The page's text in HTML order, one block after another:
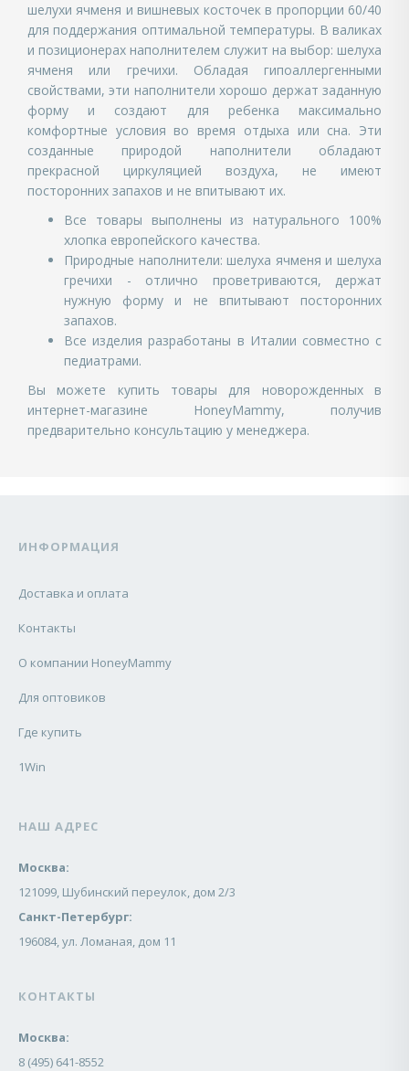
шелухи ячменя и вишневых косточек в пропорции 60/40
для поддержания оптимальной температуры. В валиках
и позиционерах наполнителем служит на выбор: шелуха
ячменя или гречихи. Обладая гипоаллергенными
свойствами, эти наполнители хорошо держат заданную
форму и создают для ребенка максимально
комфортные условия во время отдыха или сна. Эти
созданные природой наполнители обладают
прекрасной циркуляцией воздуха, не имеют
посторонних запахов и не впитывают их.
Все товары выполнены из натурального 100%
хлопка европейского качества.
Природные наполнители: шелуха ячменя и шелуха
гречихи - отлично проветриваются, держат
нужную форму и не впитывают посторонних
запахов.
Все изделия разработаны в Италии совместно с
педиатрами.
Вы можете купить товары для новорожденных в
интернет-магазине HoneyMammy, получив
предварительно консультацию у менеджера.
ИНФОРМАЦИЯ
Доставка и оплата
Контакты
О компании HoneyMammy
Для оптовиков
Где купить
1Win
НАШ АДРЕС
Москва:
121099, Шубинский переулок, дом 2/3
Санкт-Петербург:
196084, ул. Ломаная, дом 11
КОНТАКТЫ
Москва:
8 (495) 641-8552